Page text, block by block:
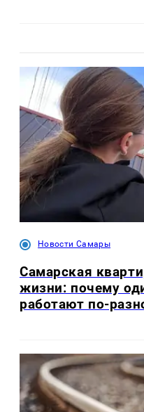
Новости Самары
Самарская
жизни: почему
работают по-